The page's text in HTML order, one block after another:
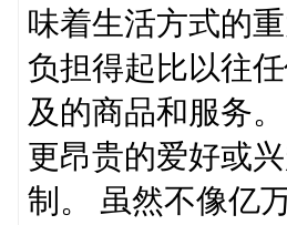
味着生活方式的
负担得起比以往
及的商品和服务
更昂贵的爱好或
制。 虽然不像亿